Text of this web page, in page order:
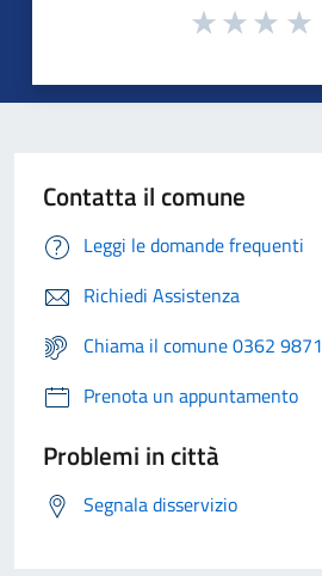
Contatta il comune
Leggi le domande frequenti
Richiedi Assistenza
Chiama il comune 0362 9871
Prenota un appuntamento
Problemi in città
Segnala disservizio